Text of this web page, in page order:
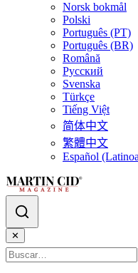
Norsk bokmål
Polski
Português (PT)
Português (BR)
Română
Русский
Svenska
Türkçe
Tiếng Việt
简体中文
繁體中文
Español
✕